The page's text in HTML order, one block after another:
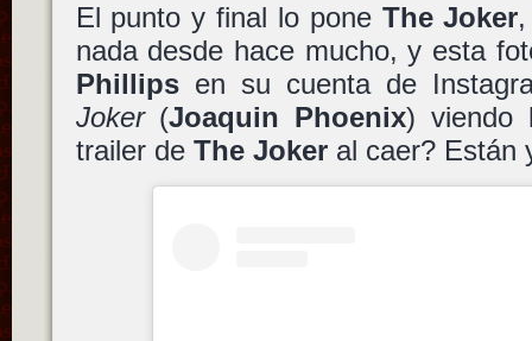
El punto y final lo pone The Joker
nada desde hace mucho, y esta
Phillipsen su cuenta de
Joker (Joaquin Phoenix) viendo
trailer de The Jokeral caer? Están